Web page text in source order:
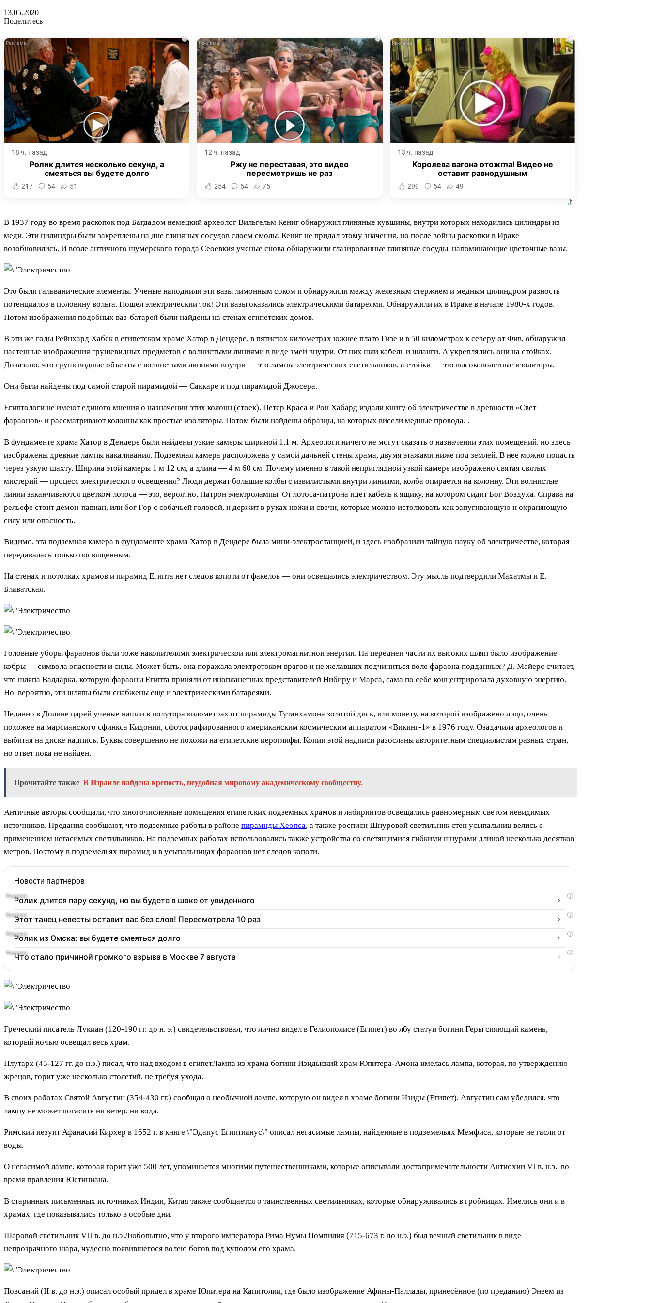
13.05.2020
Поделитесь
i
18 ч. назад
Ролик длится несколько секунд, а
смеяться вы будете долго
217 54 51
i
12 ч. назад
Ржу не переставая, это видео
пересмотришь не раз
254 54 75
i
13 ч. назад
Королева вагона отожгла! Видео не
оставит равнодушным
299 54 49
В 1937 году во время раскопок под Багдадом немецкий археолог Вильгельм Кениг обнаружил глиняные кувшины, внутри которых находились цилиндры из
меди. Эти цилиндры были закреплены на дне глиняных сосудов слоем смолы. Кениг не придал этому значения, но после войны раскопки в Ираке
возобновились. И возле античного шумерского города Сеоевкия ученые снова обнаружили глазированные глиняные сосуды, напоминающие цветочные вазы.
Это были гальванические элементы. Ученые наподнили эти вазы лимонным соком и обнаружили между железным стержнем и медным цилиндром разность
потенциалов в половину вольта. Пошел электрический ток! Эти вазы оказались электрическими батареями. Обнаружили их в Ираке в начале 1980-х годов.
Потом изображения подобных ваз-батарей были найдены на стенах египетских домов.
В эти же годы Рейнхард Хабек в египетском храме Хатор в Дендере, в пятистах километрах южнее плато Гизе и в 50 километрах к северу от Фив, обнаружил
настенные изображения грушевидных предметов с волнистыми линиями в виде змей внутри. От них шли кабель и шланги. А укреплялись они на стойках.
Доказано, что грушевидные объекты с волнистыми линиями внутри — это лампы электрических светильников, а стойки — это высоковольтные изоляторы.
Они были найдены под самой старой пирамидой — Саккаре и под пирамидой Джосера.
Египтологи не имеют единого мнения о назначении этих колонн (стоек). Петер Краса и Рон Хабард издали книгу об электричестве в древности «Свет
фараонов» и рассматривают колонны как простые изоляторы. Потом были найдены образцы, на которых висели медные провода. .
В фундаменте храма Хатор в Дендере были найдены узкие камеры шириной 1,1 м. Археологи ничего не могут сказать о назначении этих помещений, но здесь
изображены древние лампы накаливания. Подземная камера расположена у самой дальней стены храма, двумя этажами ниже под землей. В нее можно попасть
через узкую шахту. Ширина этой камеры 1 м 12 см, а длина — 4 м 60 см. Почему именно в такой неприглядной узкой камере изображено святая святых
мистерий — процесс электрического освещения? Люди держат большие колбы с извилистыми внутри линиями, колба опирается на колонну. Эти волнистые
линии заканчиваются цветком лотоса — это, вероятно, Патрон электролампы. От лотоса-патрона идет кабель к ящику, на котором сидит Бог Воздуха. Справа на
рельефе стоит демон-павиан, или бог Гор с собачьей головой, и держит в руках ножи и свечи, которые можно истолковать как запугивающую и охраняющую
силу или опасность.
Видимо, эта подземная камера в фундаменте храма Хатор в Дендере была мини-электростанцией, и здесь изобразили тайную науку об электричестве, которая
передавалась только посвященным.
На стенах и потолках храмов и пирамид Египта нет следов копоти от факелов — они освещались электричеством. Эту мысль подтвердили Махатмы и Е.
Блаватская.
Головные уборы фараонов были тоже накопителями электрической или электромагнитной энергии. На передней части их высоких шляп было изображение
кобры — символа опасности и силы. Может быть, она поражала электротоком врагов и не желавших подчиниться воле фараона подданных? Д. Майерс считает,
что шляпа Валдарка, которую фараоны Египта приняли от инопланетных представителей Нибиру и Марса, сама по себе концентрировала духовную энергию.
Но, вероятно, эти шляпы были снабжены еще и электрическими батареями.
Недавно в Долине царей ученые нашли в полутора километрах от пирамиды Тутанхамона золотой диск, или монету, на которой изображено лицо, очень
похожее на марсианского сфинкса Кидонии, сфотографированного американским космическим аппаратом «Викинг-1» в 1976 году. Озадачила археологов и
выбитая на диске надпись. Буквы совершенно не похожи на египетские иероглифы. Копии этой надписи разосланы авторитетным специалистам разных стран,
но ответ пока не найден.
Прочитайте также В Израиле найдена крепость, неудобная мировому академическому сообществу.
Античные авторы сообщали, что многочисленные помещения египетских подземных храмов и лабиринтов освещались равномерным светом невидимых
источников. Предания сообщают, что подземные работы в районе пирамиды Хеопса, а также росписи Шнуровой светильник стен усыпальниц велись с
применением негасимых светильников. На подземных работах использовались также устройства со светящимися гибкими шнурами длиной несколько десятков
метров. Поэтому в подземельях пирамид и в усыпальницах фараонов нет следов копоти.
Новости партнеров
i
Ролик длится пару секунд, но вы будете в шоке от увиденного
i
Этот танец невесты оставит вас без слов! Пересмотрела 10 раз
i
Ролик из Омска: вы будете смеяться долго
i
Что стало причиной громкого взрыва в Москве 7 августа
Греческий писатель Лукиан (120-190 гг. до н. э.) свидетельствовал, что лично видел в Гелиополисе (Египет) во лбу статуи богини Геры сияющий камень,
который ночью освещал весь храм.
Плутарх (45-127 гг. до н.э.) писал, что над входом в египетЛампа из храма богини Изидыский храм Юпитера-Амона имелась лампа, которая, по утверждению
жрецов, горит уже несколько столетий, не требуя ухода.
В своих работах Святой Августин (354-430 гг.) сообщал о необычной лампе, которую он видел в храме богини Изиды (Египет). Августин сам убедился, что
лампу не может погасить ни ветер, ни вода.
Римский иезуит Афанасий Кирхер в 1652 г. в книге \"Эдапус Египтианус\" описал негасимые лампы, найденные в подземельях Мемфиса, которые не гасли от
воды.
О негасимой лампе, которая горит уже 500 лет, упоминается многими путешественниками, которые описывали достопримечательности Антиохии VI в. н.э., во
время правления Юстиниана.
В старинных письменных источниках Индии, Китая также сообщается о таинственных светильниках, которые обнаруживались в гробницах. Имелись они и в
храмах, где показывались только в особые дни.
Шаровой светильник VII в. до н.э Любопытно, что у второго императора Рима Нумы Помпилия (715-673 г. до н.э.) был вечный светильник в виде
непрозрачного шара, чудесно появившегося волею богов под куполом его храма.
Повсаний (II в. до н.э.) описал особый придел в храме Юпитера на Капитолии, где было изображение Афины-Паллады, принесённое (по преданию) Энеем из